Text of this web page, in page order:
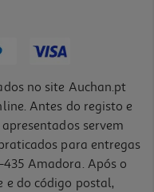
no site Auchan.pt
Antes do registo e
servem
para entregas
Amadora. Após o
e do código postal,